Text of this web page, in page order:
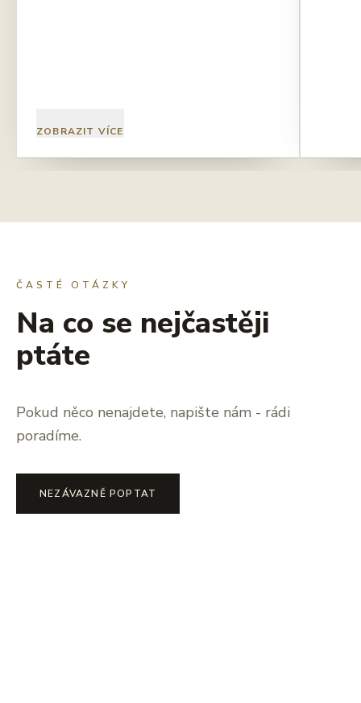
ZOBRAZIT VÍCE
ČASTÉ OTÁZKY
Na co se nejčastěji
ptáte
Pokud něco nenajdete, napište nám - rádi
poradíme.
NEZÁVAZNĚ POPTAT